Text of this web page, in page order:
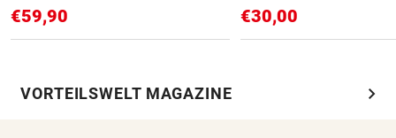
€59,90 €30,00
VORTEILSWELT MAGAZINE chevron_right